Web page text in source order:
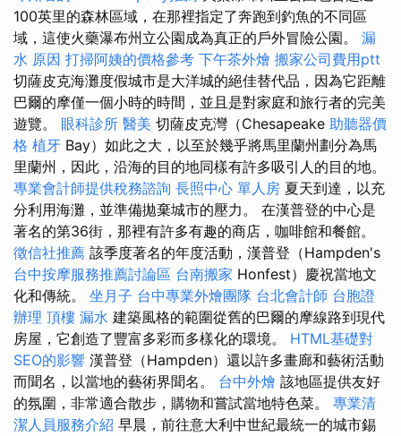
100英里的森林區域，在那裡指定了奔跑到釣魚的不同區
域，這使火藥瀑布州立公園成為真正的戶外冒險公園。 漏
水 原因 打掃阿姨的價格參考 下午茶外燴 搬家公司費用ptt
切薩皮克海灘度假城市是大洋城的絕佳替代品，因為它距離
巴爾的摩僅一個小時的時間，並且是對家庭和旅行者的完美
遊覽。 眼科診所 醫美 切薩皮克灣（Chesapeake 助聽器價
格 植牙 Bay）如此之大，以至於幾乎將馬里蘭州劃分為馬
里蘭州，因此，沿海的目的地同樣有許多吸引人的目的地。
專業會計師提供稅務諮詢 長照中心 單人房 夏天到達，以充
分利用海灘，並準備拋棄城市的壓力。 在漢普登的中心是
著名的第36街，那裡有許多有趣的商店，咖啡館和餐館。
徵信社推薦 該季度著名的年度活動，漢普登（Hampden's
台中按摩服務推薦討論區 台南搬家 Honfest）慶祝當地文
化和傳統。 坐月子 台中專業外燴團隊 台北會計師 台胞證
辦理 頂樓 漏水 建築風格的範圍從舊的巴爾的摩線路到現代
房屋，它創造了豐富多彩而多樣化的環境。 HTML基礎對
SEO的影響 漢普登（Hampden）還以許多畫廊和藝術活動
而聞名，以當地的藝術界聞名。 台中外燴 該地區提供友好
的氛圍，非常適合散步，購物和嘗試當地特色菜。 專業清
潔人員服務介紹 早晨，前往意大利中世紀最統一的城市錫